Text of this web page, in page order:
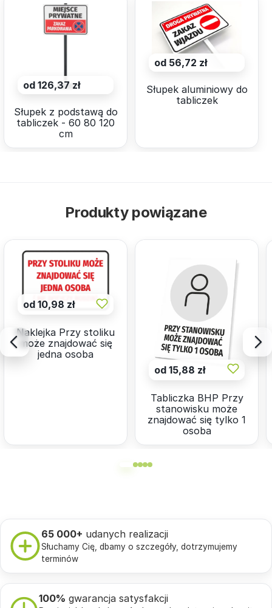
od 126,37 zł
Słupek z podstawą do
tabliczek - 60 80 120
cm
od 56,72 zł
Słupek aluminiowy do
tabliczek
Produkty powiązane
od 10,98 zł
Naklejka Przy stoliku
może znajdować się
jedna osoba
od 15,88 zł
Tabliczka BHP Przy
stanowisku może
znajdować się tylko 1
osoba
65 000+ udanych realizacji
Słuchamy Cię, dbamy o szczegóły, dotrzymujemy
terminów
100% gwarancja satysfakcji